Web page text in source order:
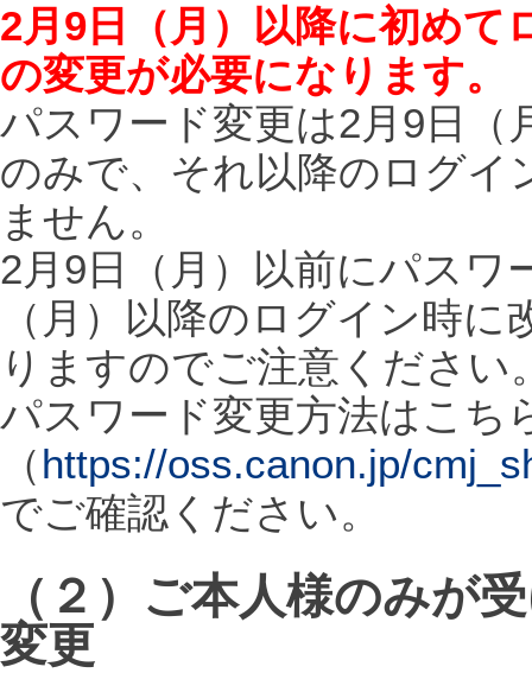
2月9日（月）以降に初め
の変更が必要になります。
パスワード変更は2月9日（
のみで、それ以降のログイ
ません。
2月9日（月）以前にパスワ
（月）以降のログイン時
りますのでご注意ください
パスワード変更方法はこち
（https://oss.canon.jp/
でご確認ください。
（２）ご本人様のみが
変更